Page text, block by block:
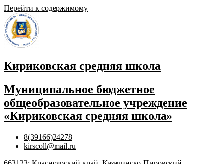
Перейти к содержимому
Кириковская средняя школа
Муниципальное бюджетное
общеобразовательное учреждение
«Кириковская средняя школа»
8(39166)24278
kirscoll@mail.ru